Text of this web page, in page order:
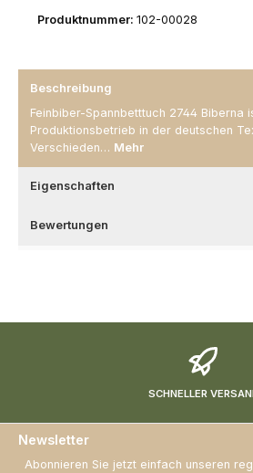
Produktnummer: 102-00028
Beschreibung
Feinbiber-Spannbetttuch 2744 Biberna
Produktionsbetrieb in der deutschen
Verschieden… Mehr
Eigenschaften
Bewertungen
SCHNELLER
Newsletter
Abonnieren Sie jetzt einfach unseren